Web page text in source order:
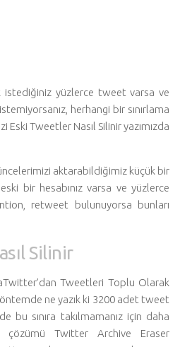
istediğiniz yüzlerce tweet varsa ve
herhangi bir sınırlama
Eski Tweetler Nasıl Siliniryazımızda
aktarabildiğimiz küçük bir
bir hesabınız varsa ve yüzlerce
retweet bulunuyorsa bunları
Silinir
Tweetleri Toplu Olarak
ne yazık ki 3200 adet tweet
bu sınıra takılmamanız için daha
Twitter Archive Eraser